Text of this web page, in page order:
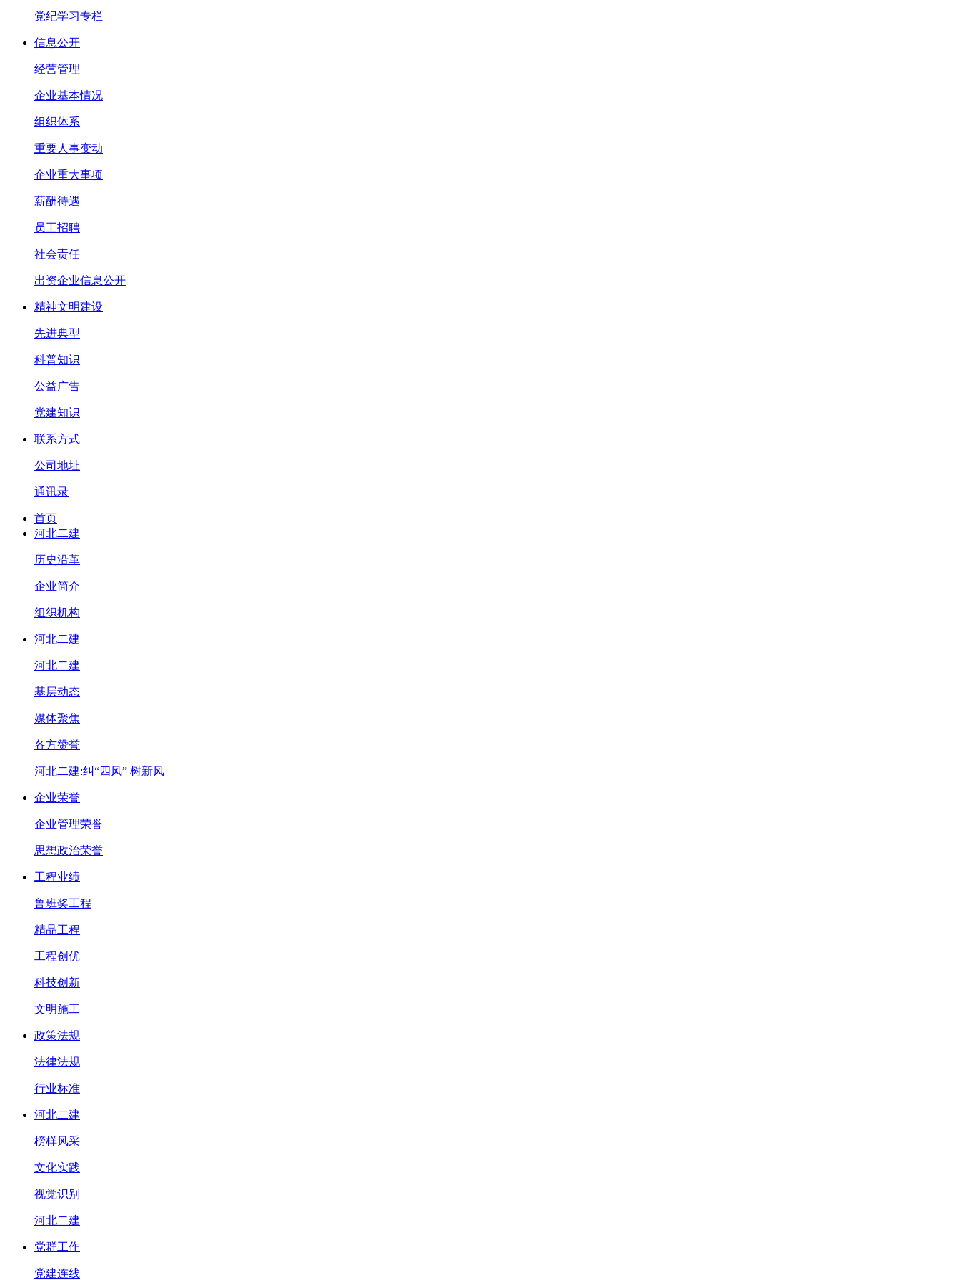
党纪学习专栏
信息公开
经营管理
企业基本情况
组织体系
重要人事变动
企业重大事项
薪酬待遇
员工招聘
社会责任
出资企业信息公开
精神文明建设
先进典型
科普知识
公益广告
党建知识
联系方式
公司地址
通讯录
首页
河北二建
历史沿革
企业简介
组织机构
河北二建
河北二建
基层动态
媒体聚焦
各方赞誉
河北二建:纠“四风” 树新风
企业荣誉
企业管理荣誉
思想政治荣誉
工程业绩
鲁班奖工程
精品工程
工程创优
科技创新
文明施工
政策法规
法律法规
行业标准
河北二建
榜样风采
文化实践
视觉识别
河北二建
党群工作
党建连线